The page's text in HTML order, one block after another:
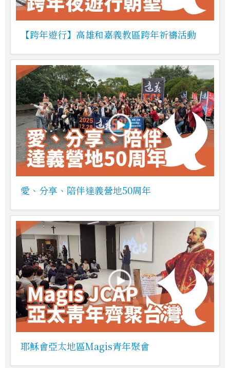
【跨年遊行】高雄和嘉義教區跨年祈禱活動
愛、分享、陪伴達義營地50周年
耶穌會亞太地區Magis青年聚會